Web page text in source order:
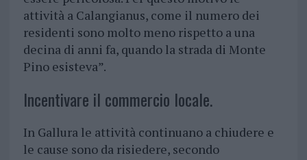
attività a Calangianus, come il numero dei
residenti sono molto meno rispetto a una
decina di anni fa, quando la strada di Monte
Pino esisteva”.
Incentivare il commercio locale.
In Gallura le attività continuano a chiudere e
le cause sono da risiedere, secondo